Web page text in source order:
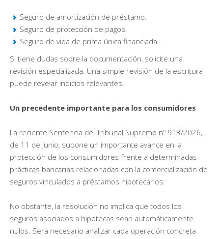
Seguro de amortización de préstamo.
Seguro de protección de pagos.
Seguro de vida de prima única financiada.
Si tiene dudas sobre la documentación, solicite una
revisión especializada. Una simple revisión de la escritura
puede revelar indicios relevantes.
Un precedente importante para los consumidores
La reciente Sentencia del Tribunal Supremo nº 913/2026,
de 11 de junio, supone un importante avance en la
protección de los consumidores frente a determinadas
prácticas bancarias relacionadas con la comercialización de
seguros vinculados a préstamos hipotecarios.
No obstante, la resolución no implica que todos los
seguros asociados a hipotecas sean automáticamente
nulos. Será necesario analizar cada operación concreta